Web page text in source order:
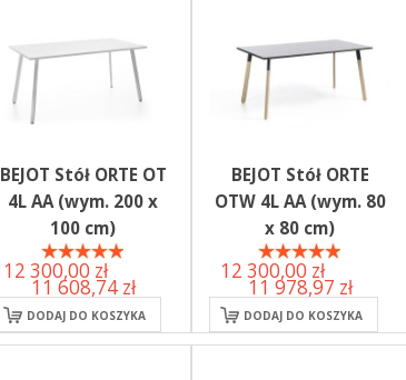
BEJOT Stół ORTE OT
4L AA (wym. 200 x
100 cm)
12 300,00 zł
11 608,74 zł
DODAJ DO KOSZYKA
BEJOT Stół ORTE
OTW 4L AA (wym. 80
x 80 cm)
12 300,00 zł
11 978,97 zł
DODAJ DO KOSZYKA